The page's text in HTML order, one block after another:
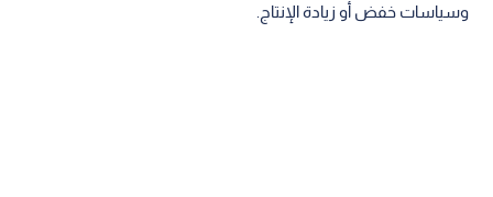
وسياسات خفض أو زيادة الإنتاج.